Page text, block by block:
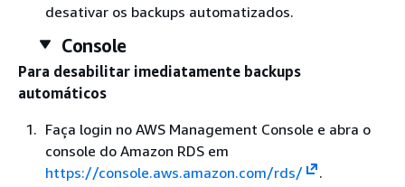
desativar os backups automatizados.
Console
Para desabilitar imediatamente backups
automáticos
Faça login no AWS Management Console e abra o
console do Amazon RDS em
https://console.aws.amazon.com/rds/
.